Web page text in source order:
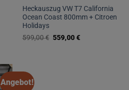
Heckauszug VW T7 California
Ocean Coast 800mm + Citroen
Holidays
599,00€ Ursprünglicher
Preis
559,00€Aktueller
Angebot!